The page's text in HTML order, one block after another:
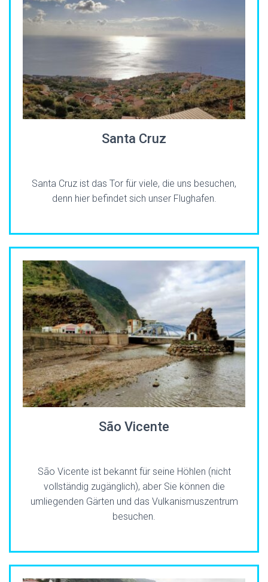
Santa Cruz
Santa Cruz ist das Tor für viele, die uns besuchen,
denn hier befindet sich unser Flughafen.
São Vicente
São Vicente ist bekannt für seine Höhlen (nicht
vollständig zugänglich), aber Sie können die
umliegenden Gärten und das Vulkanismuszentrum
besuchen.